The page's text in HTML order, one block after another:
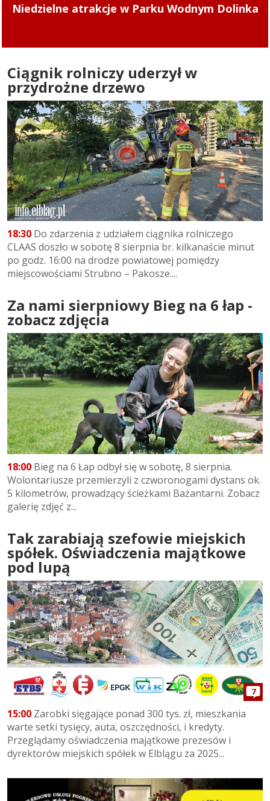
Powstanie nowa ścieżka pieszo-rowerowa
Ciągnik rolniczy uderzył w
przydrożne drzewo
18:30 Do zdarzenia z udziałem ciągnika rolniczego
CLAAS doszło w sobotę 8 sierpnia br. kilkanaście minut
po godz. 16:00 na drodze powiatowej pomiędzy
miejscowościami Strubno – Pakosze....
Za nami sierpniowy Bieg na 6 łap -
zobacz zdjęcia
18:00 Bieg na 6 Łap odbył się w sobotę, 8 sierpnia.
Wolontariusze przemierzyli z czworonogami dystans ok.
5 kilometrów, prowadzący ścieżkami Bażantarni. Zobacz
galerię zdjęć z...
Tak zarabiają szefowie miejskich
spółek. Oświadczenia majątkowe
pod lupą
7
15:00 Zarobki sięgające ponad 300 tys. zł, mieszkania
warte setki tysięcy, auta, oszczędności, i kredyty.
Przeglądamy oświadczenia majątkowe prezesów i
dyrektorów miejskich spółek w Elblągu za 2025...